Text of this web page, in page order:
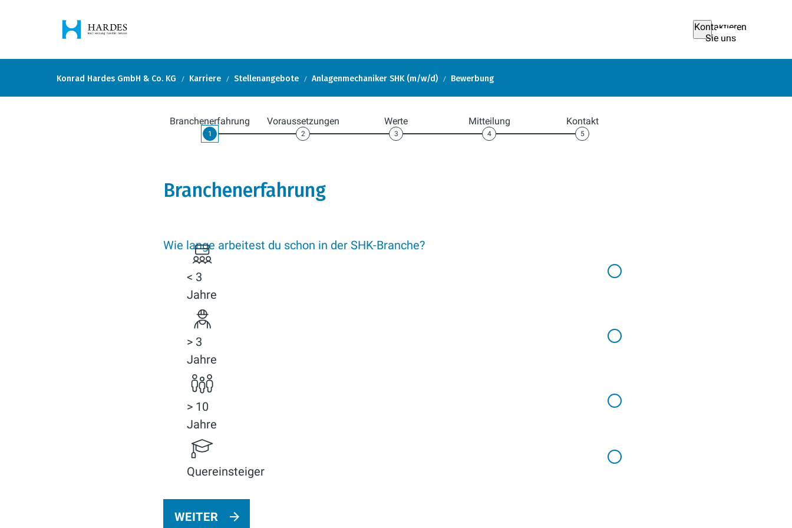
Kontaktieren
Sie uns
Konrad Hardes GmbH & Co. KG Karriere Stellenangebote Anlagenmechaniker SHK (m/w/d) Bewerbung
Branchenerfahrung
1
Voraussetzungen
2
Werte
3
Mitteilung
4
Kontakt
5
Branchenerfahrung
Wie lange arbeitest du schon in der SHK-Branche?
< 3
Jahre
> 3
Jahre
> 10
Jahre
Quereinsteiger
WEITER